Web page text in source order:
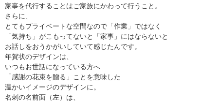
家事を代行することはご家族にかわって行うこと。
さらに、
とてもプライベートな空間なので「作業」ではなく
「気持ち」がこもってないと「家事」にはならないと
お話しをおうかがいしていて感じたんです。
年賀状のデザインは、
いつもお世話になっている方へ
「感謝の花束を贈る」ことを意味した
温かいイメージのデザインに。
名刺の名前面（左）は、